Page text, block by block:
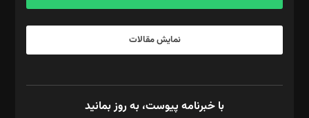
نمایش مقالات
با خبرنامه پیوست، به روز بمانید